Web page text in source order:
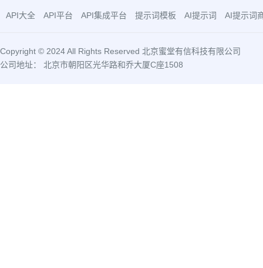
API大全 API平台 API集成平台 提示词模板 AI提示词 AI提示词
Copyright © 2024 All Rights Reserved 北京蜜堂有信科技有限公司
公司地址： 北京市朝阳区光华路和乔大厦C座1508